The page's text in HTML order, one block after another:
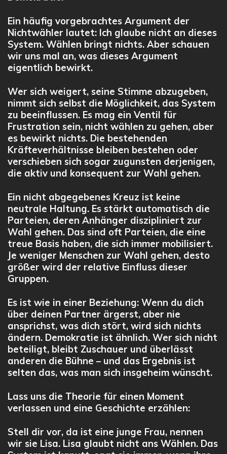
Ein häufig vorgebrachtes Argument der
Nichtwähler lautet: Ich glaube nicht an dieses
System. Wählen bringt nichts. Aber schauen
wir uns mal an, was dieses Argument
eigentlich bewirkt.
Wer sich weigert, seine Stimme abzugeben,
nimmt sich selbst die Möglichkeit, das System
zu beeinflussen. Es mag ein Ventil für
Frustration sein, nicht wählen zu gehen, aber
es bewirkt nichts. Die bestehenden
Kräfteverhältnisse bleiben bestehen oder
verschieben sich sogar zugunsten derjenigen,
die aktiv und konsequent zur Wahl gehen.
Ein nicht abgegebenes Kreuz ist keine
neutrale Haltung. Es stärkt automatisch die
Parteien, deren Anhänger diszipliniert zur
Wahl gehen. Das sind oft Parteien, die eine
treue Basis haben, die sich immer mobilisiert.
Je weniger Menschen zur Wahl gehen, desto
größer wird der relative Einfluss dieser
Gruppen.
Es ist wie in einer Beziehung: Wenn du dich
über deinen Partner ärgerst, aber nie
ansprichst, was dich stört, wird sich nichts
ändern. Demokratie ist ähnlich. Wer sich nicht
beteiligt, bleibt Zuschauer und überlässt
anderen die Bühne – und das Ergebnis ist
selten das, was man sich insgeheim wünscht.
Lass uns die Theorie für einen Moment
verlassen und eine Geschichte erzählen:
Stell dir vor, da ist eine junge Frau, nennen
wir sie Lisa. Lisa glaubt nicht ans Wählen. Das